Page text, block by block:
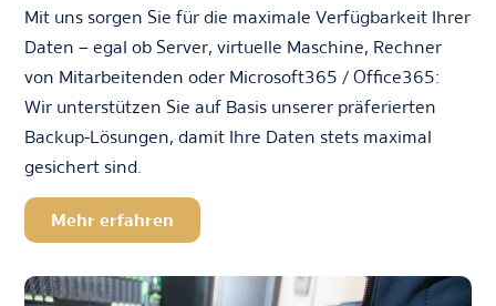
Mit uns sorgen Sie für die maximale Verfügbarkeit Ihrer
Daten – egal ob Server, virtuelle Maschine, Rechner
von Mitarbeitenden oder Microsoft365 / Office365:
Wir unterstützen Sie auf Basis unserer präferierten
Backup-Lösungen, damit Ihre Daten stets maximal
gesichert sind.
Mehr erfahren